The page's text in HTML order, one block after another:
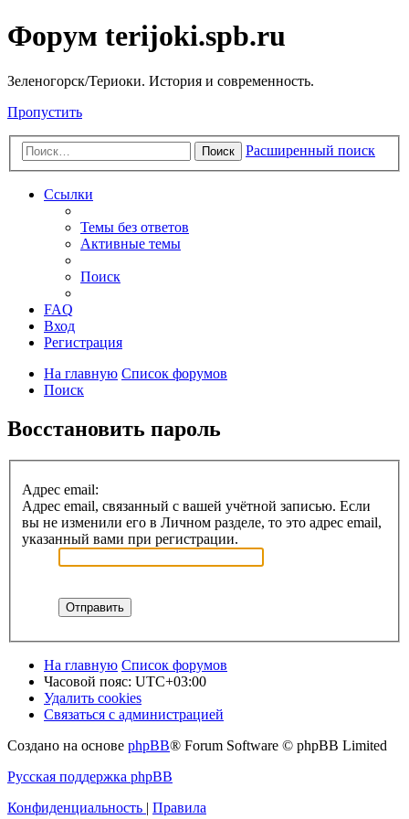
Форум terijoki.spb.ru
Зеленогорск/Териоки. История и современность.
Пропустить
Поиск Расширенный поиск
Ссылки
Темы без ответов
Активные темы
Поиск
FAQ
Вход
Регистрация
На главную Список форумов
Поиск
Восстановить пароль
Адрес email:
Адрес email, связанный с вашей учётной записью. Если
вы не изменили его в Личном разделе, то это адрес email,
указанный вами при регистрации.
На главную Список форумов
Часовой пояс: UTC+03:00
Удалить cookies
Связаться с администрацией
Создано на основе phpBB® Forum Software © phpBB Limited
Русская поддержка phpBB
Конфиденциальность | Правила